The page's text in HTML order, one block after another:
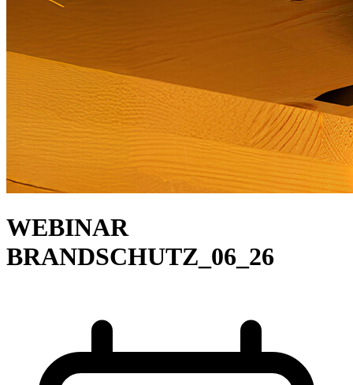
WEBINAR
BRANDSCHUTZ_06_26